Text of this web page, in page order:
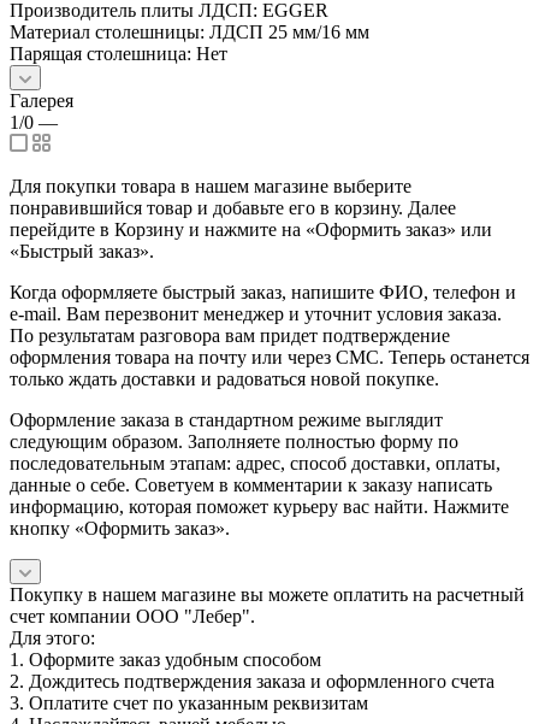
Производитель плиты ЛДСП: EGGER
Материал столешницы: ЛДСП 25 мм/16 мм
Парящая столешница: Нет
Галерея
1/0 —
Для покупки товара в нашем магазине выберите
понравившийся товар и добавьте его в корзину. Далее
перейдите в Корзину и нажмите на «Оформить заказ» или
«Быстрый заказ».
Когда оформляете быстрый заказ, напишите ФИО, телефон и
e-mail. Вам перезвонит менеджер и уточнит условия заказа.
По результатам разговора вам придет подтверждение
оформления товара на почту или через СМС. Теперь останется
только ждать доставки и радоваться новой покупке.
Оформление заказа в стандартном режиме выглядит
следующим образом. Заполняете полностью форму по
последовательным этапам: адрес, способ доставки, оплаты,
данные о себе. Советуем в комментарии к заказу написать
информацию, которая поможет курьеру вас найти. Нажмите
кнопку «Оформить заказ».
Покупку в нашем магазине вы можете оплатить на расчетный
счет компании ООО "Лебер".
Для этого:
1. Оформите заказ удобным способом
2. Дождитесь подтверждения заказа и оформленного счета
3. Оплатите счет по указанным реквизитам